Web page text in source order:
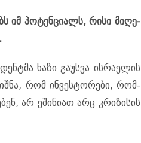
იმ პო­ტენ­ცი­ალს, რისი მი­ღე­
ხაზი გა­უს­ვა ის­რა­ე­ლის
რომ ინ­ვეს­ტო­რე­ბი, რომ­
არ ეში­ნი­ათ არც კრი­ზი­სის